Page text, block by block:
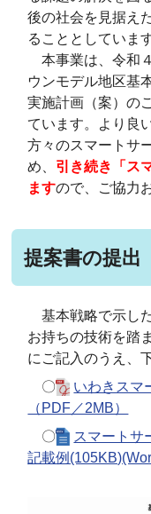
後の社会を見据え
ることとしています
本事業は、令和
ウンモデル地区基
実施計画（案）の
ています。より良
方々のスマートサ
め、 引き続き「ス
ますので、ご協力
提案書の提出
基本戦略で示し
お持ちの技術を踏
にご記入のうえ、
〇
いわきスマ
（PDF／2MB）
〇
スマート
記載例